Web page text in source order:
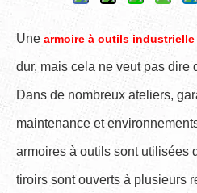
Une armoire à outils industrielle
dur, mais cela ne veut pas dire
Dans de nombreux ateliers,
maintenance et
armoires à outils sont utilisées
tiroirs sont ouverts à plusieurs